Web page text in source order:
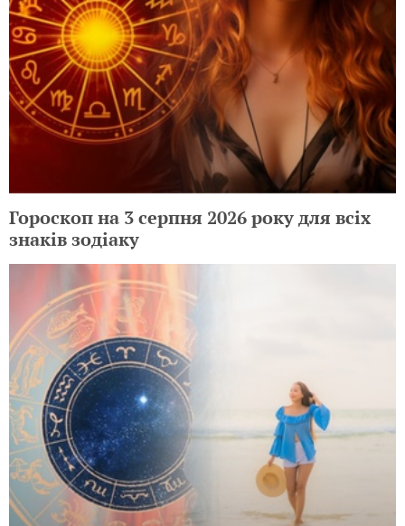
Гороскоп на 3 серпня 2026 року для всіх
знаків зодіаку